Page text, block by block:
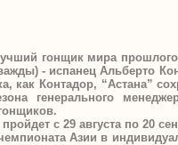
гонщик мира
- испанец Альберто
как Контадор, “Астана”
генерального
с 29 августа по 20
Азии в